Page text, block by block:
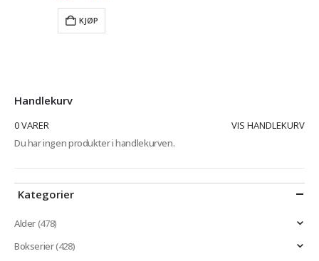
KJØP
Handlekurv
0 VARER
VIS HANDLEKURV
Du har ingen produkter i handlekurven.
Kategorier
Alder(478)
Bokserier(428)